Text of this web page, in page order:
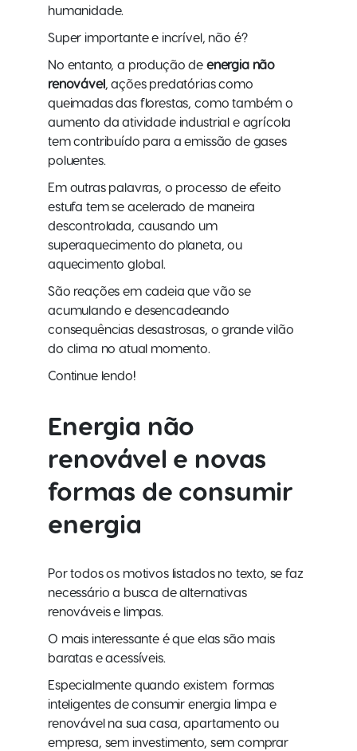
humanidade.
Super importante e incrível, não é?
No entanto, a produção de energia não
renovável, ações predatórias como
queimadas das florestas, como também o
aumento da atividade industrial e agrícola
tem contribuído para a emissão de gases
poluentes.
Em outras palavras, o processo de efeito
estufa tem se acelerado de maneira
descontrolada, causando um
superaquecimento do planeta, ou
aquecimento global.
São reações em cadeia que vão se
acumulando e desencadeando
consequências desastrosas, o grande vilão
do clima no atual momento.
Continue lendo!
Energia não
renovável e novas
formas de consumir
energia
Por todos os motivos listados no texto, se faz
necessário a busca de alternativas
renováveis e limpas.
O mais interessante é que elas são mais
baratas e acessíveis.
Especialmente quando existem formas
inteligentes de consumir energia limpa e
renovável na sua casa, apartamento ou
empresa, sem investimento, sem comprar